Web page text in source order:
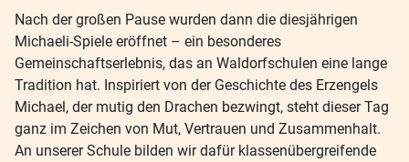
Nach der großen Pause wurden dann die diesjährigen
Michaeli-Spiele eröffnet – ein besonderes
Gemeinschaftserlebnis, das an Waldorfschulen eine lange
Tradition hat. Inspiriert von der Geschichte des Erzengels
Michael, der mutig den Drachen bezwingt, steht dieser Tag
ganz im Zeichen von Mut, Vertrauen und Zusammenhalt.
An unserer Schule bilden wir dafür klassenübergreifende